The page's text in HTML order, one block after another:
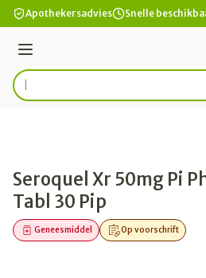
Ga naar de inhoud
Apothekersadvies Snelle
Menu
Product, merk, categorie...
Seroquel Xr 50mg Pi
Tabl 30 Pip
Op voorschrift
Geneesmiddel